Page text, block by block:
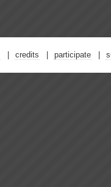
credits participate